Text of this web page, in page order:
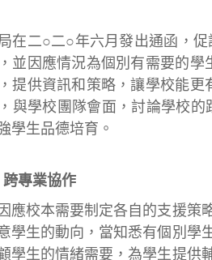
二○二○年六月發出通函，促
並因應情況為個別有需要的
提供資訊和策略，讓學校能
與學校團隊會面，討論學校
學生品德培育。
專業協作
校本需要制定各自的支援策略
學生的動向，當知悉有個別學
學生的情緒需要，為學生提供